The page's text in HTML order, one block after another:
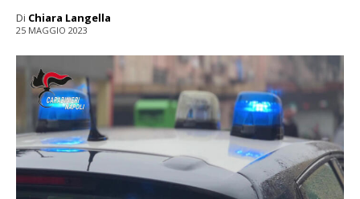
Di Chiara Langella
25 MAGGIO 2023